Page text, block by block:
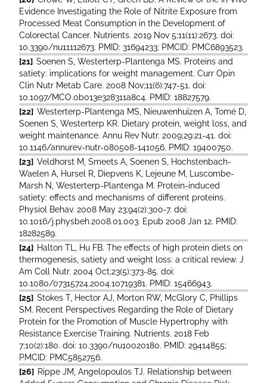
Evidence Investigating the Role of Nitrite Exposure from
Processed Meat Consumption in the Development of
Colorectal Cancer. Nutrients. 2019 Nov 5;11(11):2673. doi:
10.3390/nu11112673. PMID: 31694233; PMCID: PMC6893523.
[21] Soenen S, Westerterp-Plantenga MS. Proteins and
satiety: implications for weight management. Curr Opin
Clin Nutr Metab Care. 2008 Nov;11(6):747-51. doi:
10.1097/MCO.0b013e328311a8c4. PMID: 18827579.
[22] Westerterp-Plantenga MS, Nieuwenhuizen A, Tomé D,
Soenen S, Westerterp KR. Dietary protein, weight loss, and
weight maintenance. Annu Rev Nutr. 2009;29:21-41. doi:
10.1146/annurev-nutr-080508-141056. PMID: 19400750.
[23] Veldhorst M, Smeets A, Soenen S, Hochstenbach-
Waelen A, Hursel R, Diepvens K, Lejeune M, Luscombe-
Marsh N, Westerterp-Plantenga M. Protein-induced
satiety: effects and mechanisms of different proteins.
Physiol Behav. 2008 May 23;94(2):300-7. doi:
10.1016/j.physbeh.2008.01.003. Epub 2008 Jan 12. PMID:
18282589.
[24] Halton TL, Hu FB. The effects of high protein diets on
thermogenesis, satiety and weight loss: a critical review. J
Am Coll Nutr. 2004 Oct;23(5):373-85. doi:
10.1080/07315724.2004.10719381. PMID: 15466943.
[25] Stokes T, Hector AJ, Morton RW, McGlory C, Phillips
SM. Recent Perspectives Regarding the Role of Dietary
Protein for the Promotion of Muscle Hypertrophy with
Resistance Exercise Training. Nutrients. 2018 Feb
7;10(2):180. doi: 10.3390/nu10020180. PMID: 29414855;
PMCID: PMC5852756.
[26] Rippe JM, Angelopoulos TJ. Relationship between